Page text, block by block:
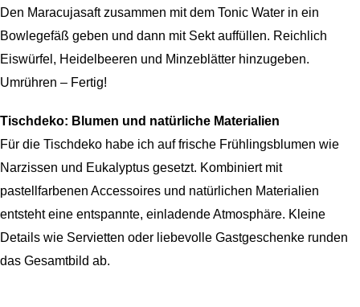
Den Maracujasaft zusammen mit dem Tonic Water in ein
Bowlegefäß geben und dann mit Sekt auffüllen. Reichlich
Eiswürfel, Heidelbeeren und Minzeblätter hinzugeben.
Umrühren – Fertig!
Tischdeko: Blumen und natürliche Materialien
Für die Tischdeko habe ich auf frische Frühlingsblumen wie
Narzissen und Eukalyptus gesetzt. Kombiniert mit
pastellfarbenen Accessoires und natürlichen Materialien
entsteht eine entspannte, einladende Atmosphäre. Kleine
Details wie Servietten oder liebevolle Gastgeschenke runden
das Gesamtbild ab.